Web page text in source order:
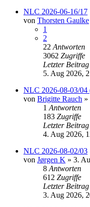
NLC 2026-06-16/17
von Thorsten Gaulke
1
2
22 Antworten
3062 Zugriffe
Letzter Beitrag
5. Aug 2026,
NLC 2026-08-03/04
von Brigitte Rauch »
1 Antworten
183 Zugriffe
Letzter Beitrag
4. Aug 2026,
NLC 2026-08-02/03
von Jørgen K » 3.
8 Antworten
612 Zugriffe
Letzter Beitrag
3. Aug 2026,